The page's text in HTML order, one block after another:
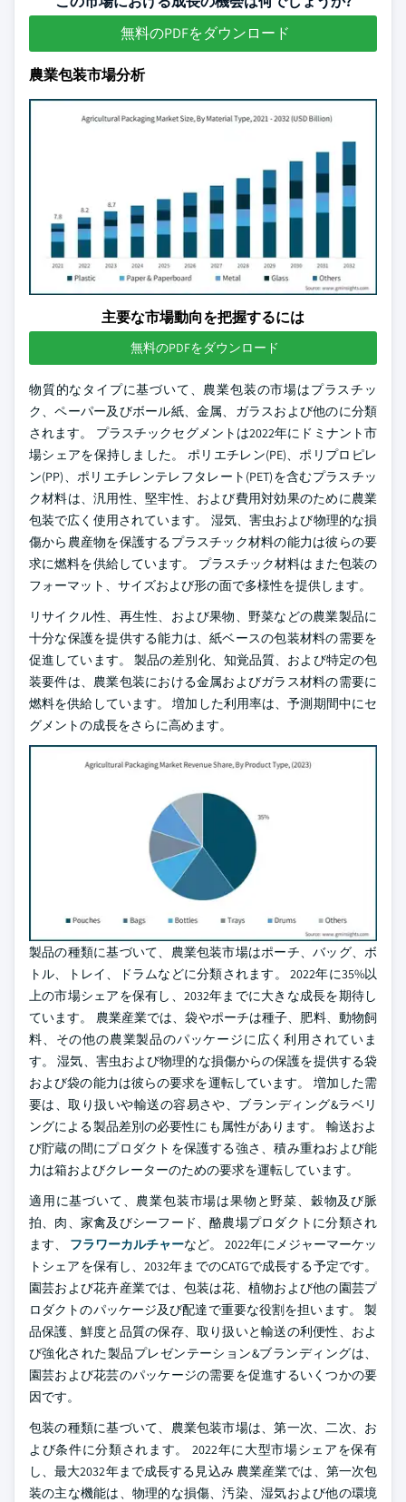
無料のPDFをダウンロード
農業包装市場分析
主要な市場動向を把握するには
無料のPDFをダウンロード
物質的なタイプに基づいて、農業包装の市場はプラスチッ
ク、ペーパー及びボール紙、金属、ガラスおよび他のに分類
されます。 プラスチックセグメントは2022年にドミナント市
場シェアを保持しました。 ポリエチレン(PE)、ポリプロピレ
ン(PP)、ポリエチレンテレフタレート(PET)を含むプラスチッ
ク材料は、汎用性、堅牢性、および費用対効果のために農業
包装で広く使用されています。 湿気、害虫および物理的な損
傷から農産物を保護するプラスチック材料の能力は彼らの要
求に燃料を供給しています。 プラスチック材料はまた包装の
フォーマット、サイズおよび形の面で多様性を提供します。
リサイクル性、再生性、および果物、野菜などの農業製品に
十分な保護を提供する能力は、紙ベースの包装材料の需要を
促進しています。 製品の差別化、知覚品質、および特定の包
装要件は、農業包装における金属およびガラス材料の需要に
燃料を供給しています。 増加した利用率は、予測期間中にセ
グメントの成長をさらに高めます。
製品の種類に基づいて、農業包装市場はポーチ、バッグ、ボ
トル、トレイ、ドラムなどに分類されます。 2022年に35%以
上の市場シェアを保有し、2032年までに大きな成長を期待し
ています。 農業産業では、袋やポーチは種子、肥料、動物飼
料、その他の農業製品のパッケージに広く利用されていま
す。 湿気、害虫および物理的な損傷からの保護を提供する袋
および袋の能力は彼らの要求を運転しています。 増加した需
要は、取り扱いや輸送の容易さや、ブランディング&ラベリ
ングによる製品差別の必要性にも属性があります。 輸送およ
び貯蔵の間にプロダクトを保護する強さ、積み重ねおよび能
力は箱およびクレーターのための要求を運転しています。
適用に基づいて、農業包装市場は果物と野菜、穀物及び脈
拍、肉、家禽及びシーフード、酪農場プロダクトに分類され
ます、 フラワーカルチャーなど。 2022年にメジャーマーケッ
トシェアを保有し、2032年までのCATGで成長する予定です。
園芸および花卉産業では、包装は花、植物および他の園芸プ
ロダクトのパッケージ及び配達で重要な役割を担います。 製
品保護、鮮度と品質の保存、取り扱いと輸送の利便性、およ
び強化された製品プレゼンテーション&ブランディングは、
園芸および花芸のパッケージの需要を促進するいくつかの要
因です。
包装の種類に基づいて、農業包装市場は、第一次、二次、お
よび条件に分類されます。 2022年に大型市場シェアを保有
し、最大2032年まで成長する見込み 農業産業では、第一次包
装の主な機能は、物理的な損傷、汚染、湿気および他の環境